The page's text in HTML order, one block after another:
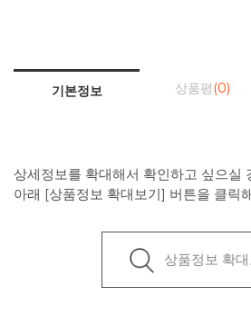
기본정보 상품평 (0)
상세정보를 확대해서 확인하고 싶으실
아래 [상품정보 확대보기] 버튼을 클릭
상품정보 확